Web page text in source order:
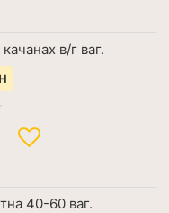
в/г ваг.
40-60 ваг.